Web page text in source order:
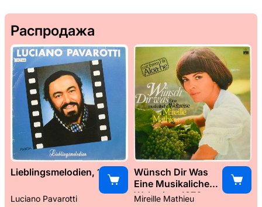
Распродажа
Lieblingsmelodien, 1989
Luciano Pavarotti
Wünsch Dir Was
Eine Musikaliche
Weltreise, 1976
Mireille Mathieu